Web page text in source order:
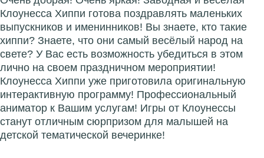
Клоунесса Хиппи готова поздравлять маленьких
выпускников и именинников! Вы знаете, кто такие
хиппи? Знаете, что они самый весёлый народ на
свете? У Вас есть возможность убедиться в этом
лично на своем праздничном мероприятии!
Клоунесса Хиппи уже приготовила оригинальную
интерактивную программу! Профессиональный
аниматор к Вашим услугам! Игры от Клоунессы
станут отличным сюрпризом для малышей на
детской тематической вечеринке!